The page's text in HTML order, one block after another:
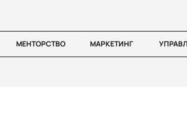
МЕНТОРСТВО МАРКЕТИНГ